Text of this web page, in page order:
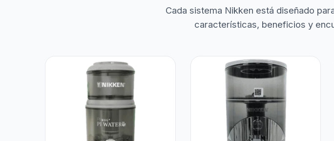
Cada sistema Nikken está diseñado
características, beneficios y